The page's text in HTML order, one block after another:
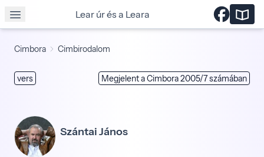
Lear úr és a Leara
Cimbora Cimbirodalom
vers Megjelent a Cimbora 2005/7 számában
Szántai János